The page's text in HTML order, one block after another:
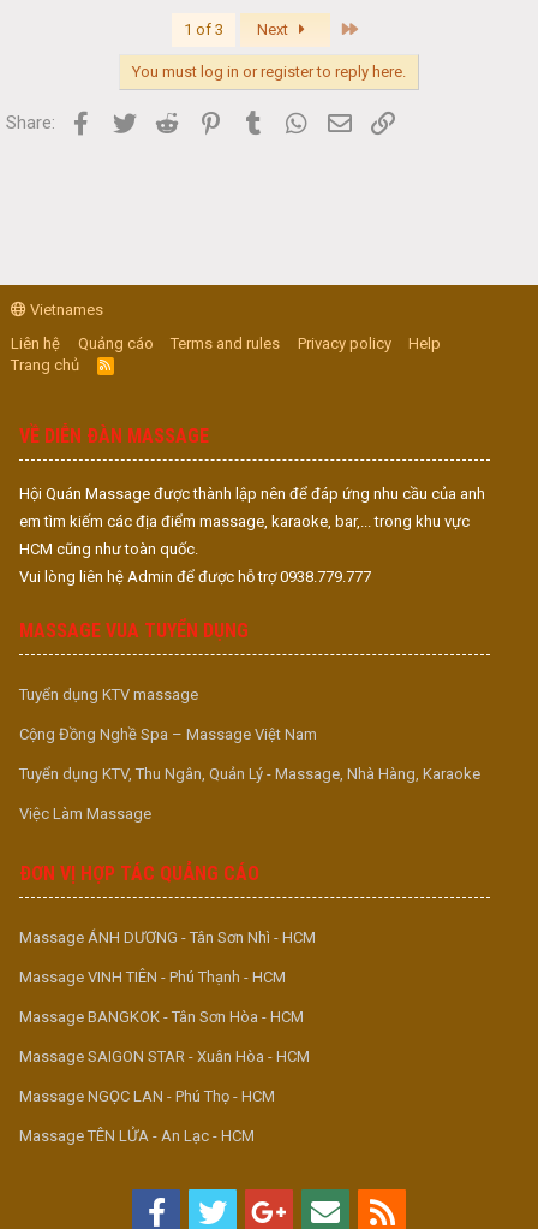
phải bàn nữa. các ae cứ kiểm
1 of 3 Next
You must log in or register to reply here.
Share: Facebook
Twitter Reddit PinterestTumblr WhatsApp
Email
Vietnames
Liên hệ
Quảng cáo Terms and rules Privacy policy
Help
Trang chủ
R
S
VỀ DIỄN ĐÀN MASSAGE
Hội Quán Massage được thành lập nên để đáp ứng nhu cầu của anh
em tìm kiếm các địa điểm massage, karaoke, bar,... trong khu vực
HCM cũng như toàn quốc.
Vui lòng liên hệ Admin để được hỗ trợ 0938.779.777
MASSAGE VUA TUYỂN DỤNG
Tuyển dụng KTV massage
Cộng Đồng Nghề Spa – Massage Việt Nam
Tuyển dụng KTV, Thu Ngân, Quản Lý - Massage, Nhà Hàng, Karaoke
Việc Làm Massage
ĐƠN VỊ HỢP TÁC QUẢNG CÁO
Massage ÁNH DƯƠNG - Tân Sơn Nhì - HCM
Massage VINH TIÊN - Phú Thạnh - HCM
Massage BANGKOK - Tân Sơn Hòa - HCM
Massage SAIGON STAR - Xuân Hòa - HCM
Massage NGỌC LAN - Phú Thọ - HCM
Massage TÊN LỬA - An Lạc - HCM